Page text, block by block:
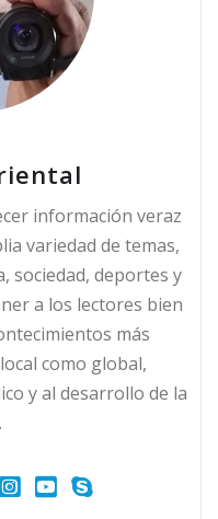
información veraz
variedad de temas,
sociedad, deportes y
a los lectores bien
más
como global,
y al desarrollo de la